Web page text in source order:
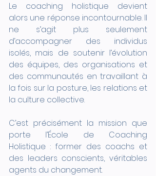
Le coaching holistique devient
alors une réponse incontournable. Il
ne s’agit plus seulement
d’accompagner des individus
isolés, mais de soutenir l’évolution
des équipes, des organisations et
des communautés en travaillant à
la fois sur la posture, les relations et
la culture collective.
C’est précisément la mission que
porte l’École de Coaching
Holistique : former des coachs et
des leaders conscients, véritables
agents du changement.